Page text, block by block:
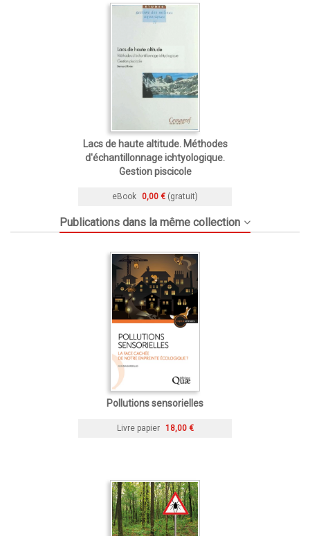
Lacs de haute altitude. Méthodes
d'échantillonnage ichtyologique.
Gestion piscicole
eBook 0,00 € (gratuit)
Publications dans la même collection
Pollutions sensorielles
Livre papier 18,00 €